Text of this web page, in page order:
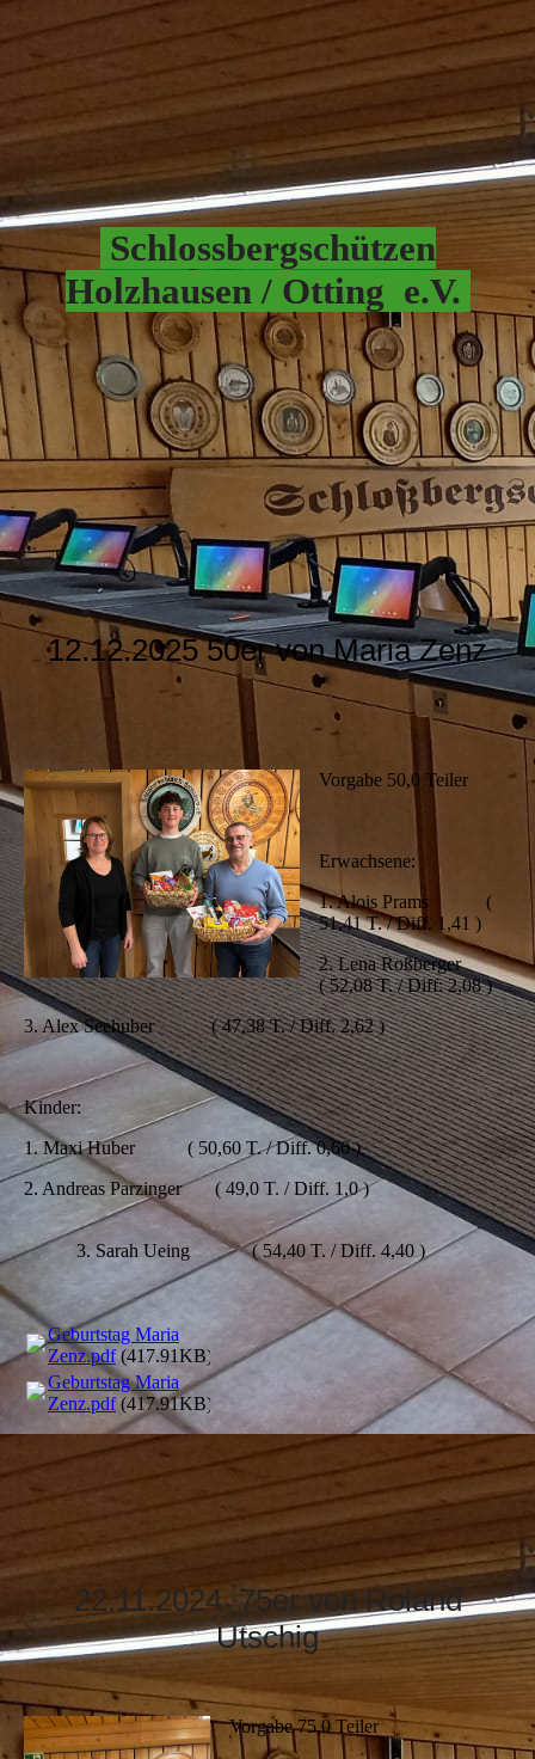
Schlossbergschützen
Holzhausen / Otting e.V.
12.12.2025 50er von Maria Zenz
Vorgabe 50,0 Teiler
Erwachsene:
1. Alois Prams (
51,41 T. / Diff. 1,41 )
2. Lena Roßberger
( 52,08 T. / Diff: 2,08 )
3. Alex Seehuber ( 47,38 T. / Diff. 2,62 )
Kinder:
1. Maxi Huber ( 50,60 T. / Diff. 0,60 )
2. Andreas Parzinger ( 49,0 T. / Diff. 1,0 )
3. Sarah Ueing ( 54,40 T. / Diff. 4,40 )
Geburtstag Maria
Zenz.pdf(417.91KB)
Geburtstag Maria
Zenz.pdf(417.91KB)
22.11.2024 75er von Roland
Utschig
Vorgabe 75,0 Teiler